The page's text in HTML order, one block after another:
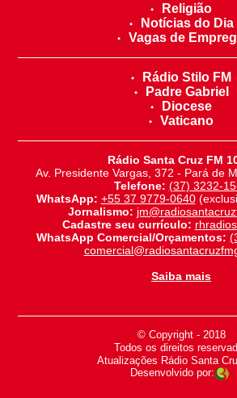
Religião
Notícias do Dia
Vagas de
Rádio Stilo FM
Padre Gabriel
Diocese
Vaticano
Rádio Santa Cruz FM
Av. Presidente Vargas, 372 - Pará de
Telefone: (37) 3232-
WhatsApp: +55 37 9779-0640
Jornalismo:
Cadastre seu currículo:
WhatsApp Comercial/Orçamentos:
Saiba mais
© Copyright - 2018
-
Todos os direitos
-
Atualizações Rádio Santa
Desenvolvido por: